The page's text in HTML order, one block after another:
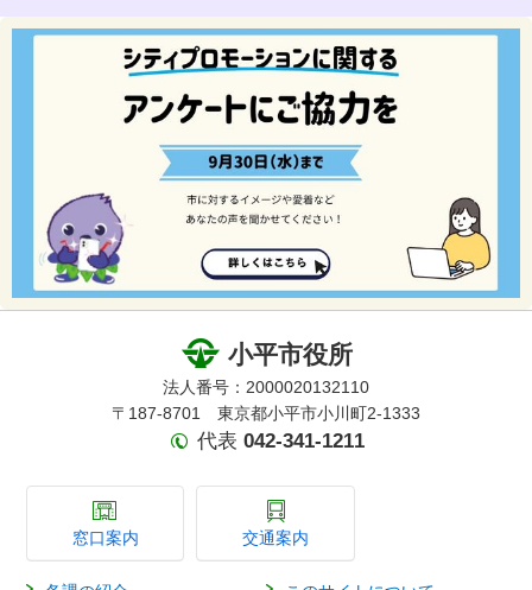
小平市役所
法人番号：2000020132110
〒187-8701 東京都小平市小川町2-1333
代表 042-341-1211
窓口案内 交通案内